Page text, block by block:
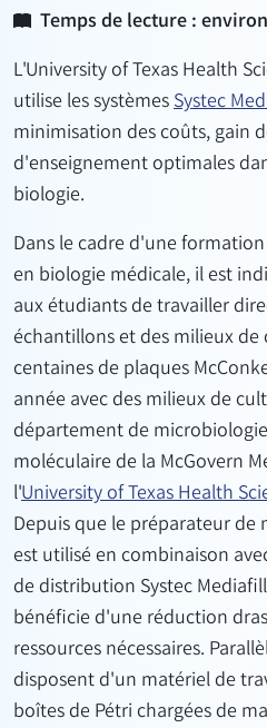
Temps de lecture :
L'University of Texas Health
utilise les systèmesSystec
minimisation des coûts, gain
d'enseignement optimales
biologie.
Dans le cadre d'une
en biologie médicale, il est
aux étudiants de travailler
échantillons et des milieux
centaines de plaques
année avec des milieux de
département de
moléculaire de la McGovern
l'University of Texas Health
Depuis que le préparateur de
est utilisé en combinaison
de distribution Systec
bénéficie d'une réduction
ressources nécessaires.
disposent d'un matériel de
boîtes de Pétri chargées de